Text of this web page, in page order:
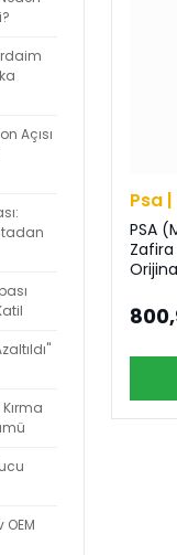
Açısı
Psa
PSA
Zafira